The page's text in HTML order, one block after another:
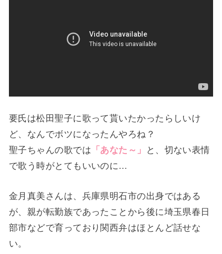
要氏は松田聖子に歌って貰いたかったらしいけ
ど、なんでボツになったんやろね？
聖子ちゃんの歌では 「あなた～」
と、切ない表情
で歌う時がとてもいいのに…
金月真美さんは、兵庫県明石市の出身ではある
が、親が転勤族であったことから後に埼玉県春日
部市などで育っており関西弁はほとんど話せな
い。